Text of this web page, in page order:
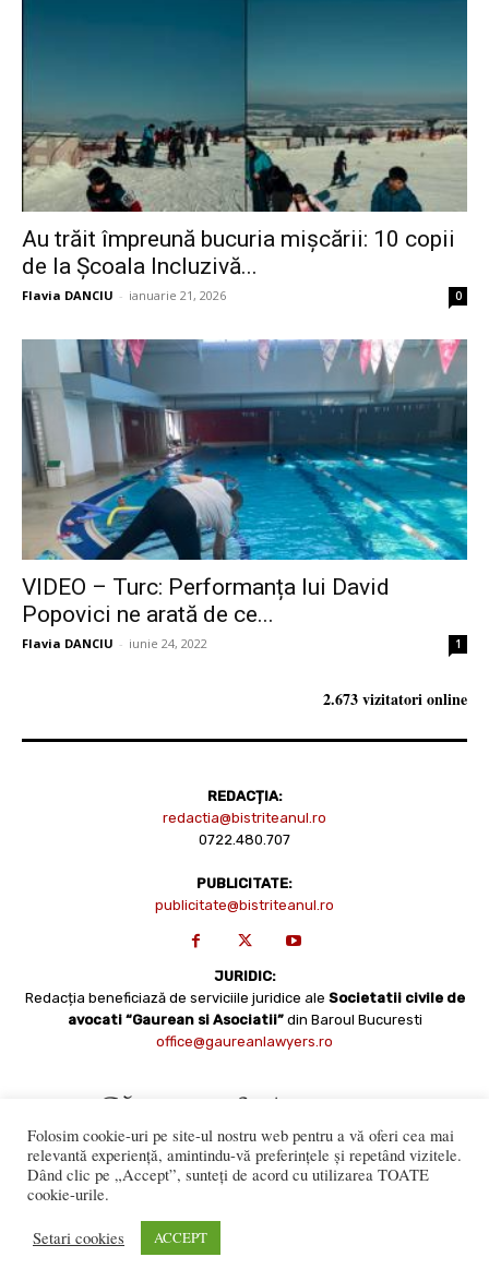
Au trăit împreună bucuria mișcării: 10 copii
de la Școala Incluzivă...
Flavia DANCIU - ianuarie 21, 2026 0
VIDEO – Turc: Performanța lui David
Popovici ne arată de ce...
Flavia DANCIU - iunie 24, 2022 1
2.673 vizitatori online
REDACȚIA:
redactia@bistriteanul.ro
0722.480.707
PUBLICITATE:
publicitate@bistriteanul.ro
JURIDIC:
Redacția beneficiază de serviciile juridice ale Societatii civile de
avocati “Gaurean si Asociatii” din Baroul Bucuresti
office@gaureanlawyers.ro
numai cu acordul expres al Bistriteanul.Ro. © Copyright 2008 -
Folosim cookie-uri pe site-ul nostru web pentru a vă oferi cea mai
relevantă experiență, amintindu-vă preferințele și repetând vizitele.
Dând clic pe „Accept”, sunteți de acord cu utilizarea TOATE
cookie-urile.
Setari cookies ACCEPT